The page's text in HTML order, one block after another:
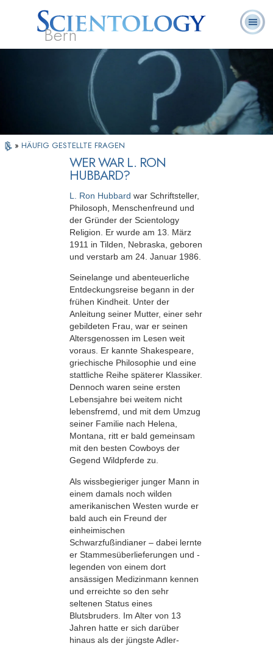
Bern
Scientology?
Ehrenamtliche
Geistliche
Häufig gestellte
Fragen
» HÄUFIG GESTELLTE FRAGEN
WER WAR L. RON
HUBBARD?
L. Ron Hubbard war Schriftsteller,
Philosoph, Menschenfreund und
der Gründer der Scientology
Religion. Er wurde am 13. März
1911 in Tilden, Nebraska, geboren
und verstarb am 24. Januar 1986.
Seinelange und abenteuerliche
Entdeckungsreise begann in der
frühen Kindheit. Unter der
Anleitung seiner Mutter, einer sehr
gebildeten Frau, war er seinen
Altersgenossen im Lesen weit
voraus. Er kannte Shakespeare,
griechische Philosophie und eine
stattliche Reihe späterer Klassiker.
Dennoch waren seine ersten
Lebensjahre bei weitem nicht
lebensfremd, und mit dem Umzug
seiner Familie nach Helena,
Montana, ritt er bald gemeinsam
mit den besten Cowboys der
Gegend Wildpferde zu.
Als wissbegieriger junger Mann in
einem damals noch wilden
amerikanischen Westen wurde er
bald auch ein Freund der
einheimischen
Schwarzfußindianer – dabei lernte
er Stammesüberlieferungen und -
legenden von einem dort
ansässigen Medizinmann kennen
und erreichte so den sehr
seltenen Status eines
Blutsbruders. Im Alter von 13
Jahren hatte er sich darüber
hinaus als der jüngste Adler-